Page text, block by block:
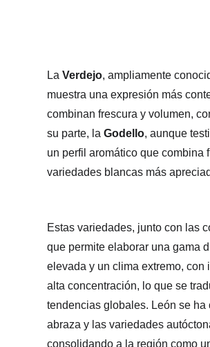
La Verdejo, ampliamente
muestra una expresión más
combinan frescura y volumen,
su parte, la Godello, aunque
un perfil aromático que combina
variedades blancas más
Estas variedades, junto con las
que permite elaborar una gama
elevada y un clima extremo,
alta concentración, lo que se
tendencias globales. León se
abraza y las variedades
consolidando a la región como